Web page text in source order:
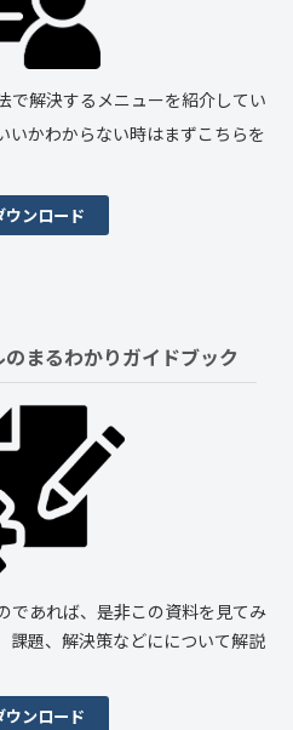
で解決するメニューを紹介してい
いかわからない時はまずこちらを
ウンロード
のまるわかりガイドブック
であれば、是非この資料を見てみ
課題、解決策などにについて解説
ウンロード